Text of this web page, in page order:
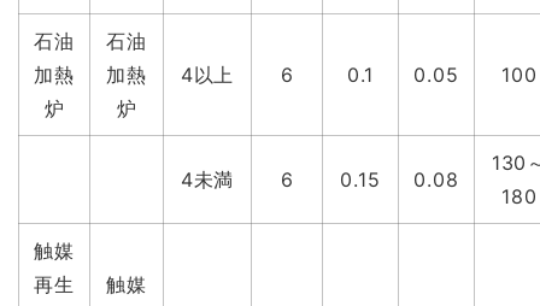
石油
加熱
炉
石油
加熱
炉
4以上 6 0.1 0.05 100
4未満 6 0.15 0.08
130
180
触媒
再生
触媒